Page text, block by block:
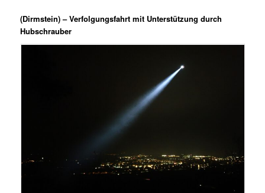
(Dirmstein) – Verfolgungsfahrt mit Unterstützung durch
Hubschrauber